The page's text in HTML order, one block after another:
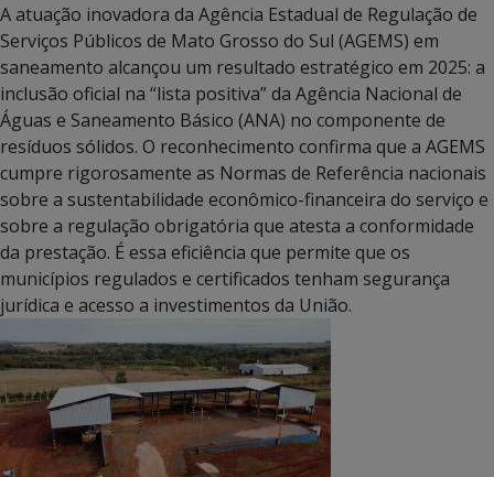
A atuação inovadora da Agência Estadual de Regulação de
Serviços Públicos de Mato Grosso do Sul (AGEMS) em
saneamento alcançou um resultado estratégico em 2025: a
inclusão oficial na “lista positiva” da Agência Nacional de
Águas e Saneamento Básico (ANA) no componente de
resíduos sólidos. O reconhecimento confirma que a AGEMS
cumpre rigorosamente as Normas de Referência nacionais
sobre a sustentabilidade econômico-financeira do serviço e
sobre a regulação obrigatória que atesta a conformidade
da prestação. É essa eficiência que permite que os
municípios regulados e certificados tenham segurança
jurídica e acesso a investimentos da União.